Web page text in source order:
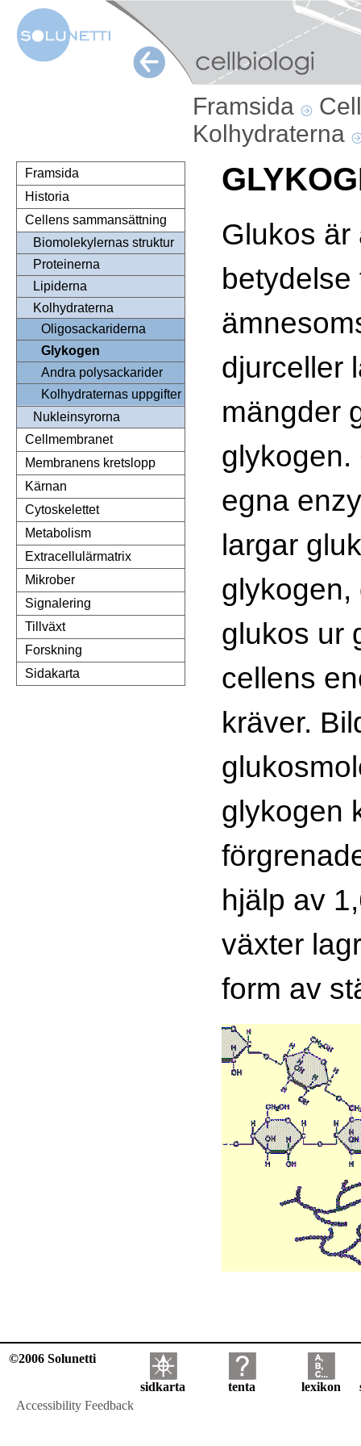
Framsida
Kolhydraterna
Framsida
Historia
Cellens sammansättning
Biomolekylernas struktur
Proteinerna
Lipiderna
Kolhydraterna
Oligosackariderna
Glykogen
Andra polysackarider
Kolhydraternas uppgifter
Nukleinsyrorna
Cellmembranet
Membranens kretslopp
Kärnan
Cytoskelettet
Metabolism
Extracellulärmatrix
Mikrober
Signalering
Tillväxt
Forskning
Sidakarta
Glukos är
betydelse
djurceller
mängder
glykogen.
egna
largar
glykogen,
glukos ur
cellens
kräver.
glykogen
hjälp av
växter
form av
©2006 Solunetti
sidkarta tenta lexikon
Accessibility Feedback